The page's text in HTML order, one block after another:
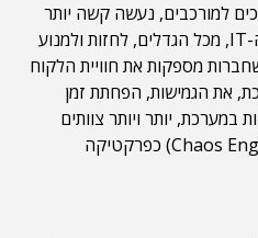
למורכבים, נעשה קשה יותר
ויותר עבור צוותי ה-DevOps וה-IT, מכל הגדלים, לחזות ולמנוע
מספקות את חוויית הלקוח
את הגמישות, הפחתת זמן
במערכת, יותר ויותר צוותים
הציגו הנדסת כאוס (Chaos Engineering) כפרקטיקה